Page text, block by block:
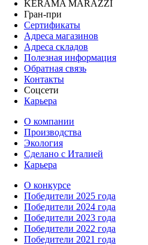
KERAMA MARAZZI
Гран-при
Сертификаты
Адреса магазинов
Адреса складов
Полезная информация
Обратная связь
Контакты
Соцсети
Карьера
О компании
Производства
Экология
Сделано с Италией
Карьера
О конкурсе
Победители 2025 года
Победители 2024 года
Победители 2023 года
Победители 2022 года
Победители 2021 года